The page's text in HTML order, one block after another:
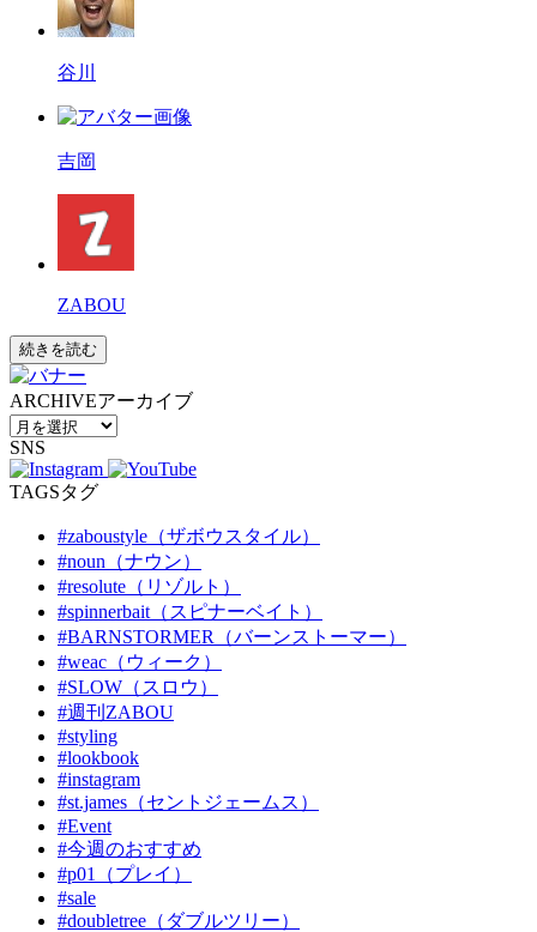
谷川
吉岡
ZABOU
続きを読む
ARCHIVEアーカイブ
SNS
TAGSタグ
#zaboustyle（ザボウスタイル）
#noun（ナウン）
#resolute（リゾルト）
#spinnerbait（スピナーベイト）
#BARNSTORMER（バーンストーマー）
#weac（ウィーク）
#SLOW（スロウ）
#週刊ZABOU
#styling
#lookbook
#instagram
#st.james（セントジェームス）
#Event
#今週のおすすめ
#p01（プレイ）
#sale
#doubletree（ダブルツリー）